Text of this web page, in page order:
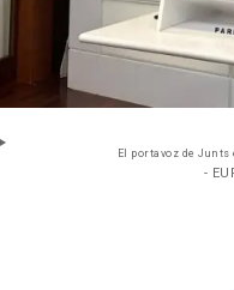
El portavoz de
-